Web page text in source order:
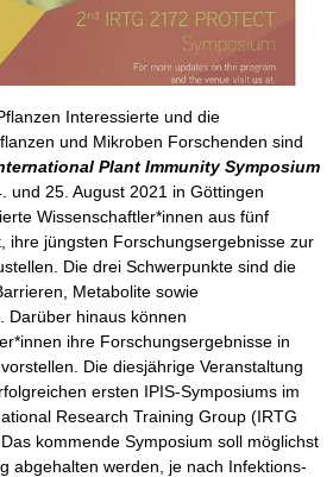
Interessierte und die
und Mikroben Forschenden sind
Plant Immunity Symposium
und 25. August 2021 in Göttingen
Wissenschaftler*innen aus fünf
ihre jüngsten Forschungsergebnisse zur
Die drei Schwerpunkte sind die
Metabolite sowie
Darüber hinaus können
ihre Forschungsergebnisse in
Die diesjährige Veranstaltung
ersten IPIS-Symposiums im
Research Training Group (IRTG
kommende Symposium soll möglichst
abgehalten werden, je nach Infektions-